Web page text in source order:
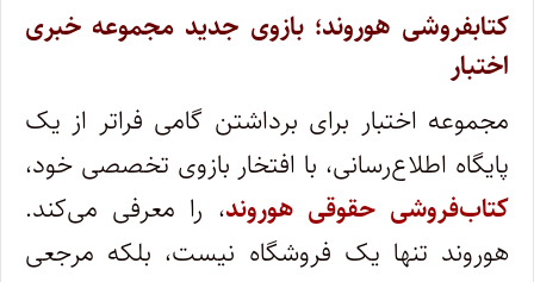
کتابفروشی هوروند؛ بازوی جدید مجموعه خبری
اختبار
مجموعه اختبار برای برداشتن گامی فراتر از یک
پایگاه اطلاع‌رسانی، با افتخار بازوی تخصصی خود،
کتاب‌فروشی حقوقی هوروند، را معرفی می‌کند.
هوروند تنها یک فروشگاه نیست، بلکه مرجعی